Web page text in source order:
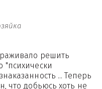
решить
"психически
... Теперь
что добьюсь хоть не